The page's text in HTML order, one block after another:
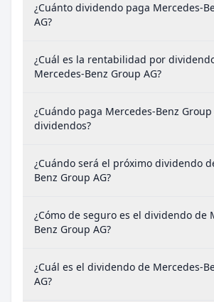
¿Cuánto dividendo paga Mercedes-
AG?
¿Cuál es la rentabilidad por
Mercedes-Benz Group AG?
¿Cuándo paga Mercedes-Benz Group
dividendos?
¿Cuándo será el próximo dividendo
Benz Group AG?
¿Cómo de seguro es el dividendo de
Benz Group AG?
¿Cuál es el dividendo de Mercedes-
AG?